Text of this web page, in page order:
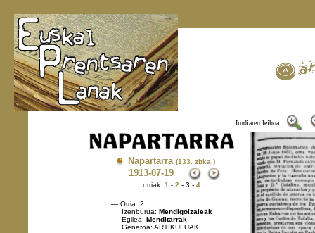
Irudiaren leihoa:
Napartarra (133. zbka.)
1913-07-19
orriak: 1 - 2 - 3 - 4
— Orria: 2
Izenburua: Mendigoizaleak
Egilea: Menditarrak
Generoa: ARTIKULUAK